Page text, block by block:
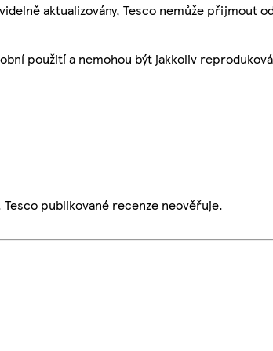
aktualizovány, Tesco nemůže přijmout
použití a nemohou být jakkoliv
publikované recenze neověřuje.